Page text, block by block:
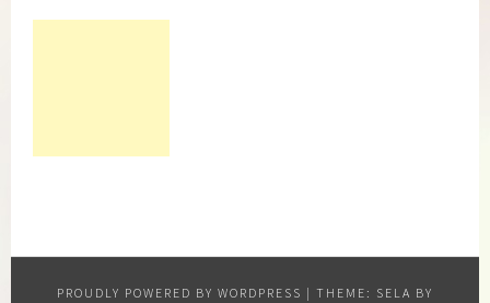
PROUDLY POWERED BY WORDPRESS | THEME: SELA BY